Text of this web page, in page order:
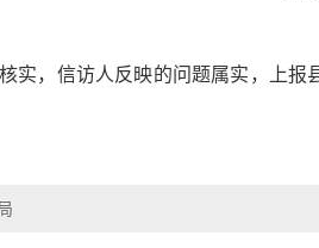
实，信访人反映的问题属实，上